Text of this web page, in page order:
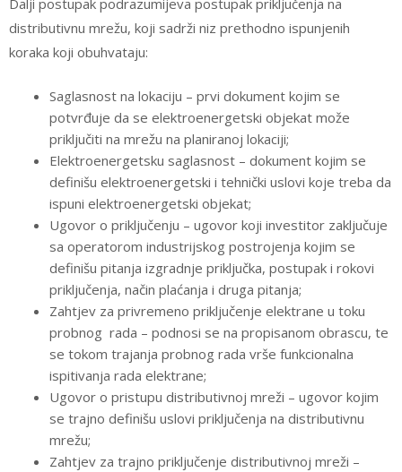
Dalji postupak podrazumijeva postupak priključenja na
distributivnu mrežu, koji sadrži niz prethodno ispunjenih
koraka koji obuhvataju:
Saglasnost na lokaciju – prvi dokument kojim se
potvrđuje da se elektroenergetski objekat može
priključiti na mrežu na planiranoj lokaciji;
Elektroenergetsku saglasnost – dokument kojim se
definišu elektroenergetski i tehnički uslovi koje treba da
ispuni elektroenergetski objekat;
Ugovor o priključenju – ugovor koji investitor zaključuje
sa operatorom industrijskog postrojenja kojim se
definišu pitanja izgradnje priključka, postupak i rokovi
priključenja, način plaćanja i druga pitanja;
Zahtjev za privremeno priključenje elektrane u toku
probnog rada – podnosi se na propisanom obrascu, te
se tokom trajanja probnog rada vrše funkcionalna
ispitivanja rada elektrane;
Ugovor o pristupu distributivnoj mreži – ugovor kojim
se trajno definišu uslovi priključenja na distributivnu
mrežu;
Zahtjev za trajno priključenje distributivnoj mreži –